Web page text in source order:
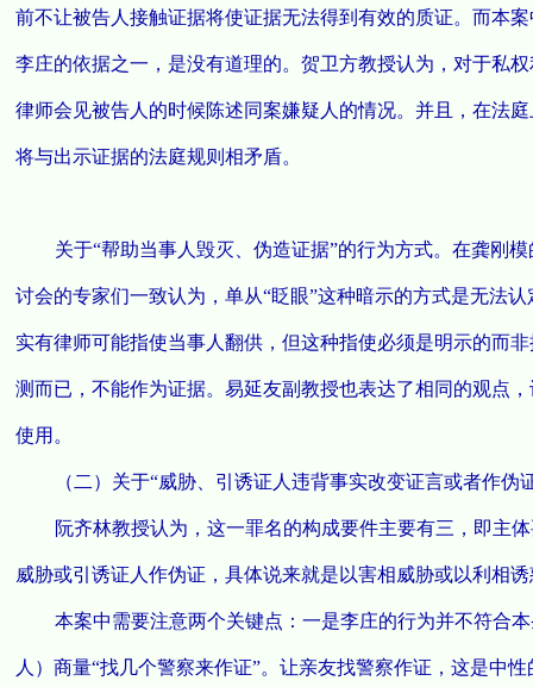
前不让被告人接触证据将使证据无法得到有效的质证。而本
李庄的依据之一，是没有道理的。贺卫方教授认为，对于私
律师会见被告人的时候陈述同案嫌疑人的情况。并且，在法
将与出示证据的法庭规则相矛盾。
关于“帮助当事人毁灭、伪造证据”的行为方式。在龚刚
讨会的专家们一致认为，单从“眨眼”这种暗示的方式是无法
实有律师可能指使当事人翻供，但这种指使必须是明示的而
测而已，不能作为证据。易延友副教授也表达了相同的观点
使用。
（二）关于“威胁、引诱证人违背事实改变证言或者作伪
阮齐林教授认为，这一罪名的构成要件主要有三，即主
威胁或引诱证人作伪证，具体说来就是以害相威胁或以利相
本案中需要注意两个关键点：一是李庄的行为并不符合
人）商量“找几个警察来作证”。让亲友找警察作证，这是中